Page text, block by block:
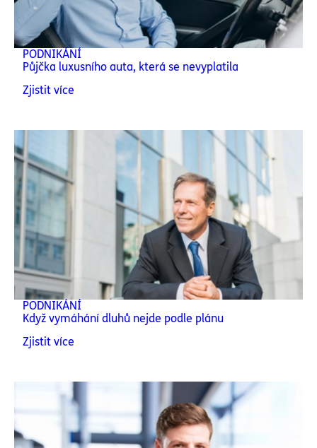
PODNIKÁNÍ
Půjčka luxusního auta, která se nevyplatila
Zjistit více
PODNIKÁNÍ
Když vymáhání dluhů nejde podle plánu
Zjistit více